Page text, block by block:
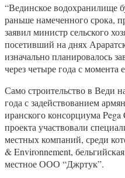
“Вединское водохранилище
раньше намеченного срока,
заявил министр сельского
посетивший на днях
изначально планировалось
через четыре года с момента
Само строительство в Веди
года с задействованием
иранского консорциума Pega
проекта участвовали
местных компаний, среди
& Environnement,
местное ООО “Джртук”.